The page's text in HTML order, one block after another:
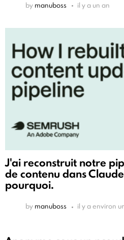
by manuboss il y a un an
J'ai reconstruit notre
de contenu dans
pourquoi.
by manuboss il y a environ